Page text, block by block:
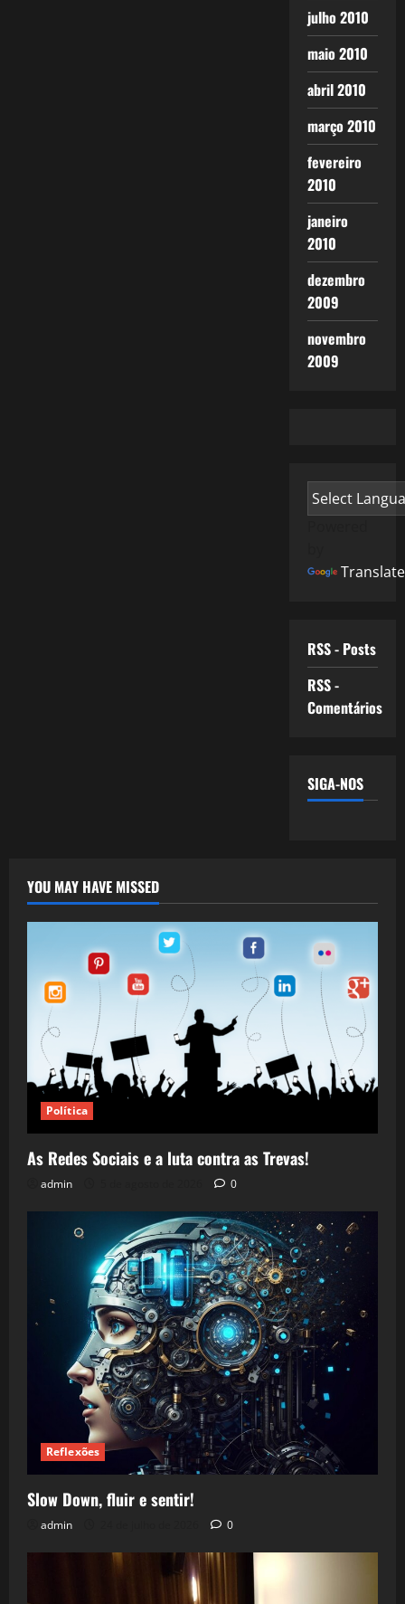
julho 2010
maio 2010
abril 2010
março 2010
fevereiro
2010
janeiro
2010
dezembro
2009
novembro
2009
Translate
RSS - Posts
RSS -
Comentários
SIGA-NOS
YOU MAY HAVE MISSED
Política
As Redes Sociais e a luta contra as Trevas!
admin 0
Reflexões
Slow Down, fluir e sentir!
admin 0